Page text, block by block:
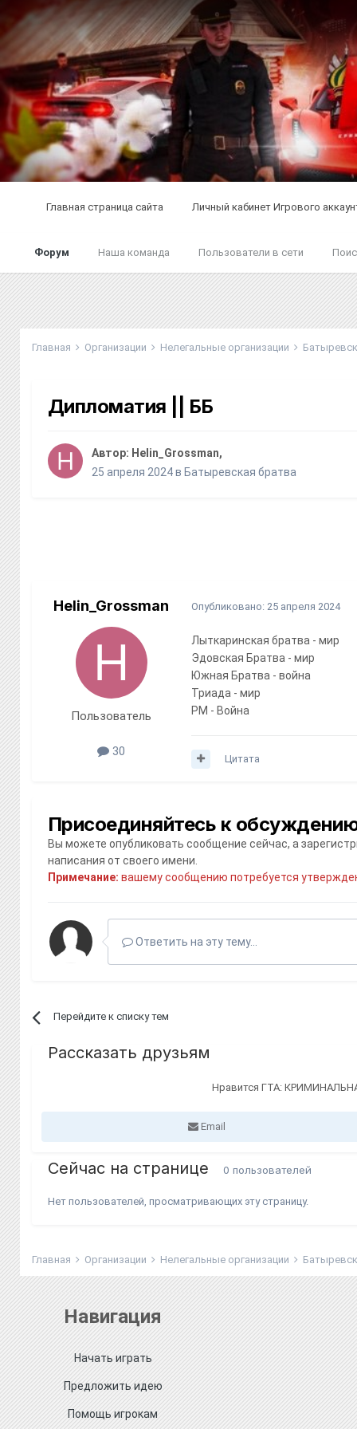
Главная страница сайта Личный кабинет Игрового
Форум Наша команда Пользователи в сети
Главная Организации Нелегальные организации
Дипломатия || ББ
Автор: Helin_Grossman,
25 апреля 2024в Батыревская братва
Helin_Grossman
Пользователь
30
Опубликовано: 25 апреля 2024
Лыткаринская братва - мир
Эдовская Братва - мир
Южная Братва - война
Триада - мир
РМ - Война
Цитата
Присоединяйтесь к
Вы можете опубликовать сообщение сейчас, а
написания от своего имени.
Примечание: вашему сообщению потребуется
Ответить на эту тему...
Перейдите к списку тем
Рассказать друзьям
Нравится ГТА:
Email
Сейчас на странице 0 пользователей
Нет пользователей, просматривающих эту страницу.
Главная Организации Нелегальные организации
Навигация
Начать играть
Предложить идею
Помощь игрокам